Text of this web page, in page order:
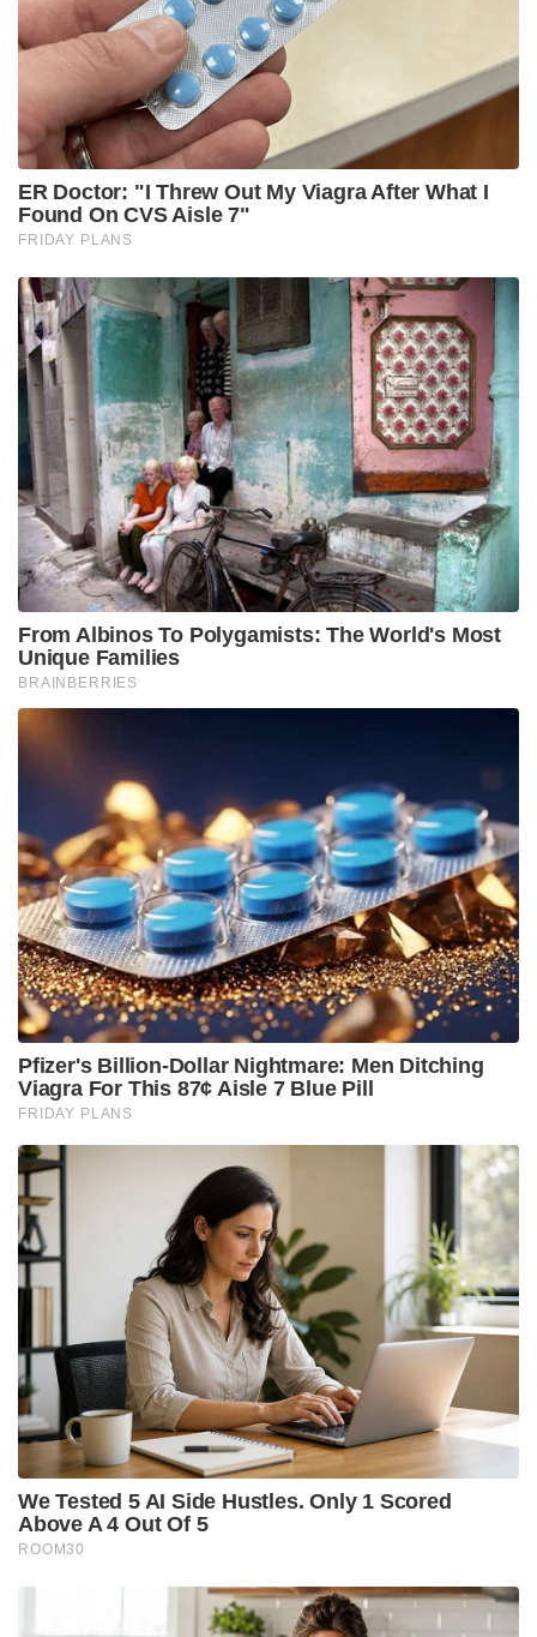
ബാധിക്കുന്നുമുണ്ട്. ഇറാനെ അനുനയിപ്പിച്ച് ഹോർമുസ്
കടലിടുക്ക് തുറപ്പിക്കാനും യുദ്ധത്തിൽ വിജയം
പ്രഖ്യാപിക്കാനും സഖ്യകക്ഷികൾ ട്രംപിന് മേൽ കടുത്ത
സമ്മർദ്ദം ചെലുത്തുന്നുണ്ട്. എന്നാൽ ആവശ്യമെങ്കിൽ
യുദ്ധം കടുപ്പിക്കാൻ തന്നെയാണ് പെന്റഗണിന്റെ
തീരുമാനം എന്ന് യുഎസ് പ്രതിരോധ സെക്രട്ടറി പീറ്റ്
ഹെഗ്‌സെത് വ്യക്തമാക്കി കഴിഞ്ഞു. വരും
ദിവസങ്ങളിൽ ഇറാന്റെ സൈനിക, ആണവ
ഇറാന്റെ പ്രധാന എണ്ണ കയറ്റുമതി കേന്ദ്രമായ ഖാർഗ്
ദ്വീപ് (Kharg Island) യുഎസ് സൈന്യത്തിന്റെ
നിയന്ത്രണത്തിലാക്കുക, ഭൂഗർഭ ആണവ
നിലയങ്ങളിലേക്ക് പ്രത്യേക കമാൻഡോകളെ
അയക്കുക തുടങ്ങിയ മൂന്ന് തരം ആക്രമണ
സാധ്യതകളാണ് അമേരിക്ക പരിഗണിക്കുന്നത്.
എന്നാൽ ഇത് വലിയ രീതിയിലുള്ള ജീവഹാനിക്കും
യുദ്ധ വ്യാപനത്തിനും കാരണമായേക്കാം.
Stories you may like
ബംഗ്ലാദേശ് മറ്റൊരു പാകിസ്താനായി മാറുന്നു, ഇന്ത്യ
ജാഗ്രത പാലിക്കണം’; ഷെയ്ഖ് ഹസീനയുടെ മകൻ
അമേരിക്കയുടെ ഈ വൻ യുദ്ധനീക്കത്തോട് കടുത്ത
ഭാഷയിലാണ് ഇറാൻ പ്രതികരിച്ചിരിക്കുന്നത്.
അമേരിക്കയുടെ ഏത് തരത്തിലുള്ള
അധിനിവേശത്തെയും നേരിടാൻ തങ്ങളുടെ സായുധ
സേന പൂർണ്ണ സജ്ജമാണെന്ന് ഇറാന്റെ പാർലമെന്റ്
സ്പീക്കറും മുഖ്യ ചർച്ചക്കാരനുമായ മുഹമ്മദ് ബാഗർ
ഗാലിബാഫ് വ്യക്തമാക്കി. അമേരിക്കൻ
തീരുമാനങ്ങൾ അവർക്ക് തന്നെ വൻ
തിരിച്ചടിയാകുമെന്നും തങ്ങളുടെ നീക്കങ്ങൾ വൈറ്റ്
ഹൗസിനെ അത്ഭുതപ്പെടുത്തുമെന്നും അദ്ദേഹം
റിപ്പോർട്ടുകൾ പ്രകാരം, ഹോർമുസ് കടലിടുക്കിന്
സമീപമുള്ള 33 മിസൈൽ വിക്ഷേപണ കേന്ദ്രങ്ങളിൽ
30 എണ്ണത്തിന്റെയും നിയന്ത്രണം ഇറാൻ
തിരിച്ചുപിടിച്ചിട്ടുണ്ട്. ഇത് അന്താരാഷ്ട്ര കപ്പൽ
ഗതാഗതത്തിനും യുഎസ് നാവികസേനയ്ക്കും വലിയ
ഭീഷണിയാണ് ഉയർത്തുന്നത്. യുദ്ധം വീണ്ടും
തുടങ്ങിയാൽ അത് ആഗോള എണ്ണവില
കുതിച്ചുയരുന്നതിനും കടുത്ത സാമ്പത്തിക
പ്രതിസന്ധിക്കും കാരണമാകുമെന്ന ആശങ്ക
സോഷ്യൽ മീഡിയയിൽ ഇതിനകം തന്നെ വൻ
ചർച്ചയായി മാറിയിരിക്കുകയാണ്.
Tags: usa CHINA VISIT